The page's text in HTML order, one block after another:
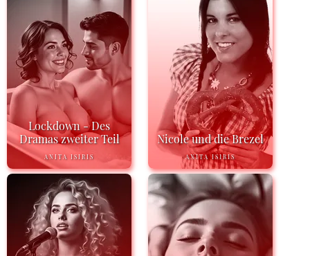
Lockdown - Des
Dramas zweiter Teil
ANITA ISIRIS
Nicole und die Brezel
ANITA ISIRIS